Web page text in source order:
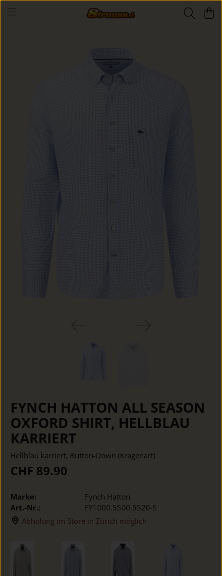
FYNCH HATTON ALL SEASON
OXFORD SHIRT, HELLBLAU
KARRIERT
Hellblau karriert, Button-Down (Kragenart)
CHF 89.90
Marke:
Fynch Hatton
Art.-Nr.:
FY1000.5500.5520-S
Abholung im Store in Zürich möglich